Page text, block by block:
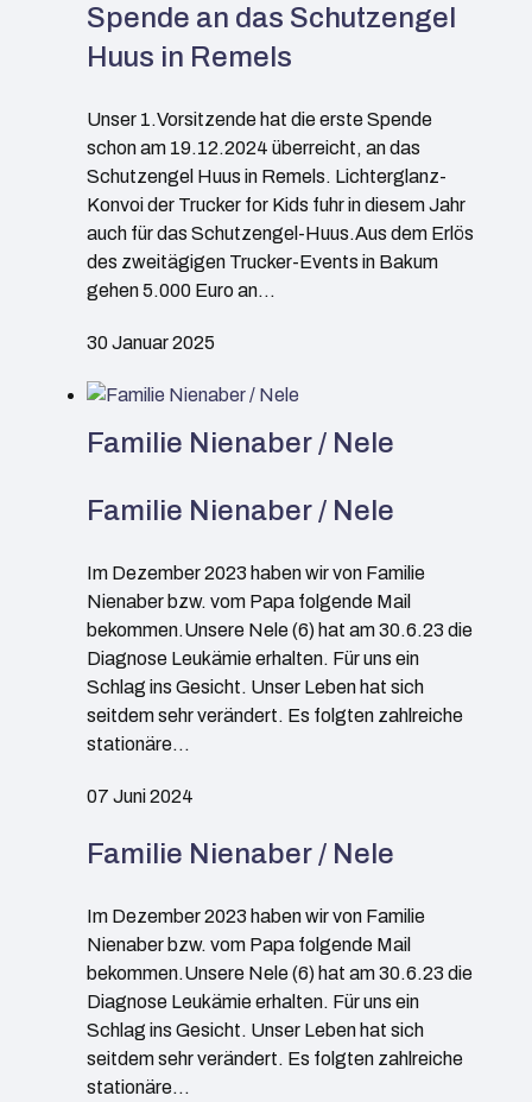
Spende an das Schutzengel
Huus in Remels
Unser 1.Vorsitzende hat die erste Spende
schon am 19.12.2024 überreicht, an das
Schutzengel Huus in Remels. Lichterglanz-
Konvoi der Trucker for Kids fuhr in diesem Jahr
auch für das Schutzengel-Huus.Aus dem Erlös
des zweitägigen Trucker-Events in Bakum
gehen 5.000 Euro an…
30 Januar 2025
Familie Nienaber / Nele
Familie Nienaber / Nele
Im Dezember 2023 haben wir von Familie
Nienaber bzw. vom Papa folgende Mail
bekommen.Unsere Nele (6) hat am 30.6.23 die
Diagnose Leukämie erhalten. Für uns ein
Schlag ins Gesicht. Unser Leben hat sich
seitdem sehr verändert. Es folgten zahlreiche
stationäre…
07 Juni 2024
Familie Nienaber / Nele
Im Dezember 2023 haben wir von Familie
Nienaber bzw. vom Papa folgende Mail
bekommen.Unsere Nele (6) hat am 30.6.23 die
Diagnose Leukämie erhalten. Für uns ein
Schlag ins Gesicht. Unser Leben hat sich
seitdem sehr verändert. Es folgten zahlreiche
stationäre…